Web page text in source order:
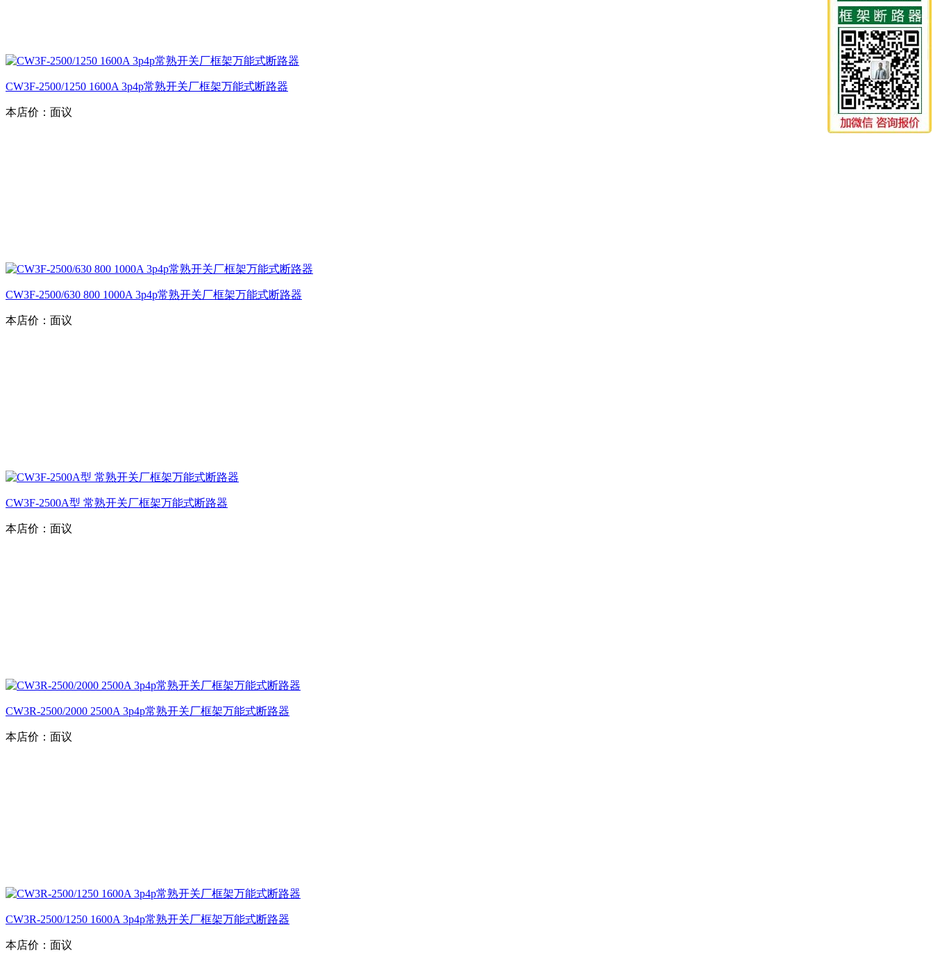
CW3F-2500/1250 1600A 3p4p常熟开关厂框架万能式断路器
本店价： 面议
CW3F-2500/630 800 1000A 3p4p常熟开关厂框架万能式断路器
本店价： 面议
CW3F-2500A型 常熟开关厂框架万能式断路器
本店价： 面议
CW3R-2500/2000 2500A 3p4p常熟开关厂框架万能式断路器
本店价： 面议
CW3R-2500/1250 1600A 3p4p常熟开关厂框架万能式断路器
本店价： 面议